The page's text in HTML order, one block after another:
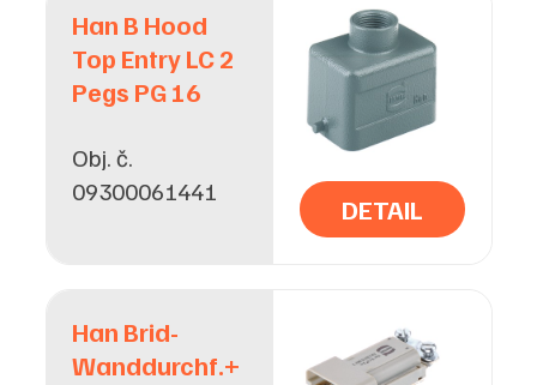
Han B Hood
Top Entry LC 2
Pegs PG 16
Obj. č.
09300061441
DETAIL
Han Brid-
Wanddurchf.+